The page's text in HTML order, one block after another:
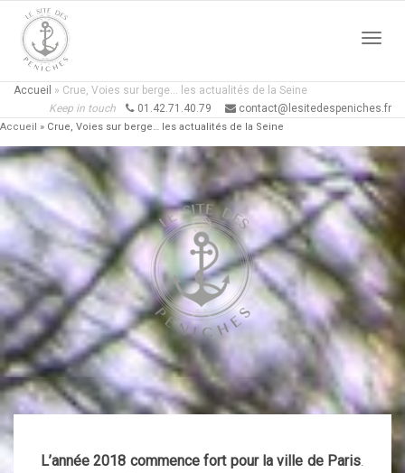
Accueil » Crue, Voies sur berge… les actualités de la Seine
Keep in touch
01.42.71.40.79 contact@lesitedespeniches.fr
Accueil » Crue, Voies sur berge… les actualités de la Seine
L’année 2018 commence fort pour la ville de Paris.